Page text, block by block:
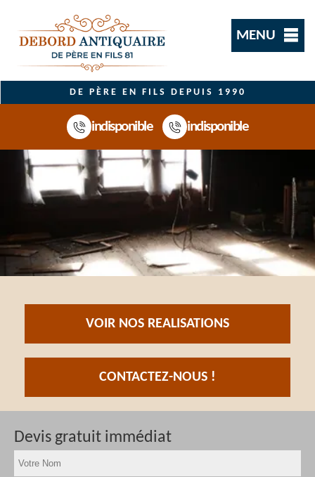
MENU
DE PÈRE EN FILS DEPUIS 1990
indisponible indisponible
VOIR NOS REALISATIONS
CONTACTEZ-NOUS !
Devis gratuit immédiat